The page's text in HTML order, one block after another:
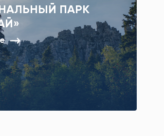
ПАРК